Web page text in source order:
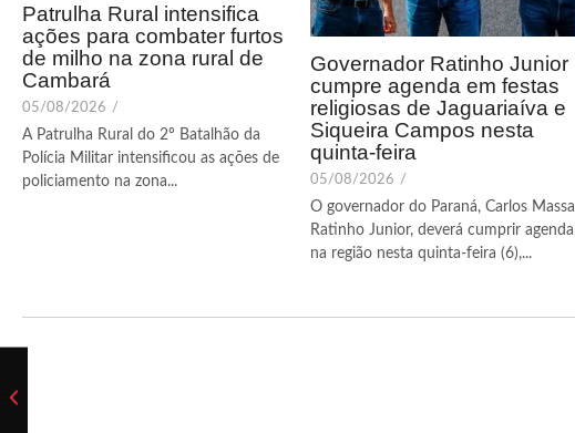
Patrulha Rural intensifica
ações para combater furtos
de milho na zona rural de
Cambará
05/08/2026 /
A Patrulha Rural do 2º Batalhão da
Polícia Militar intensificou as ações de
policiamento na zona...
Governador Ratinho Junior
cumpre agenda em festas
religiosas de Jaguariaíva e
Siqueira Campos nesta
quinta-feira
05/08/2026 /
O governador do Paraná, Carlos Massa
Ratinho Junior, deverá cumprir agenda
na região nesta quinta-feira (6),...